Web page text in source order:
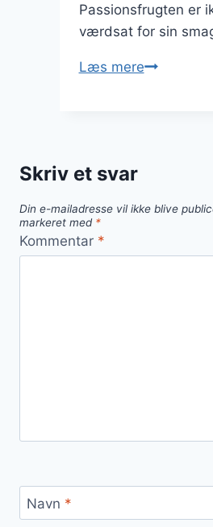
Passionsfrugten er
værdsat for sin
Læs mere
Skriv et svar
Din e-mailadresse vil ikke blive
markeret med *
Kommentar *
Navn *